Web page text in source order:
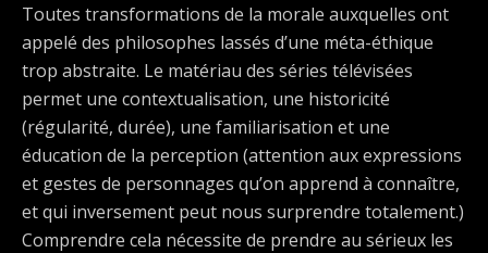
Toutes transformations de la morale auxquelles ont
appelé des philosophes lassés d’une méta-éthique
trop abstraite. Le matériau des séries télévisées
permet une contextualisation, une historicité
(régularité, durée), une familiarisation et une
éducation de la perception (attention aux expressions
et gestes de personnages qu’on apprend à connaître,
et qui inversement peut nous surprendre totalement.)
Comprendre cela nécessite de prendre au sérieux les